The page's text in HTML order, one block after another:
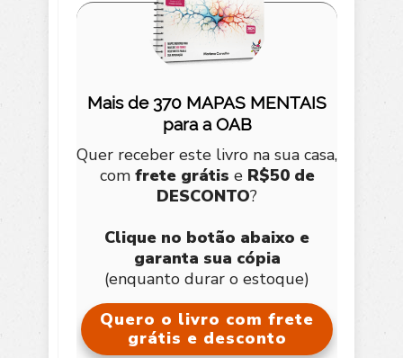
Mais de 370 MAPAS MENTAIS
para a OAB
Quer receber este livro na sua casa,
com frete grátis e R$50 de
DESCONTO?
Clique no botão abaixo e
garanta sua cópia
(enquanto durar o estoque)
Quero o livro com frete
grátis e desconto